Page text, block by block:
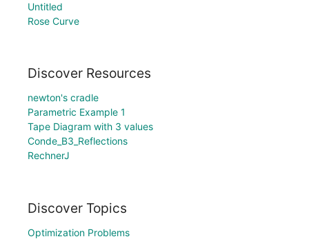
Untitled
Rose Curve
Discover Resources
newton's cradle
Parametric Example 1
Tape Diagram with 3 values
Conde_B3_Reflections
RechnerJ
Discover Topics
Optimization Problems